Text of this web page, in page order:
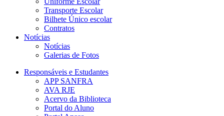
Transporte Escolar
Bilhete Único escolar
Contratos
Notícias
Notícias
Galerias de Fotos
Responsáveis e Estudantes
APP SANFRA
AVA RJE
Acervo da Biblioteca
Portal do Aluno